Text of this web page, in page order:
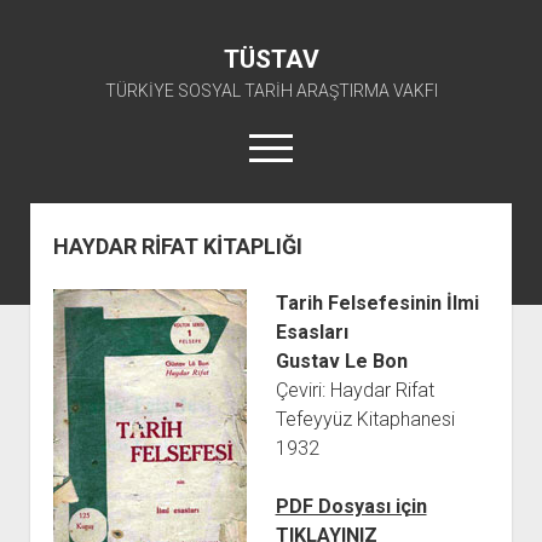
TÜSTAV
TÜRKİYE SOSYAL TARİH ARAŞTIRMA VAKFI
menüyü
aç
twitterfacebookinstagramyoutube
E-ARŞİV
açılır
menüyü
aç
TKP ARŞİV FONU
TİP ARŞİV FONU
TSİP ARŞİV FONU
TBKP ARŞİV FONU
İŞÇİ HAREKETLERİ ARŞİV FONU
KÜTÜPHANE
açılır
menüyü
aç
TKP KİTAPLIĞI
TİP KİTAPLIĞI
TSİP KİTAPLIĞI
TBKP KİTAPLIĞI
SÜRELİ YAYINLAR
AFİŞLER
GÖRSEL-İŞİTSEL
BAŞVURULAR
açılır
menüyü
HAYDAR RİFAT KİTAPLIĞI
Tarih Felsefesinin İlmi
Esasları
Gustav Le Bon
Çeviri: Haydar Rifat
Tefeyyüz Kitaphanesi
1932
PDF Dosyası için
TIKLAYINIZ